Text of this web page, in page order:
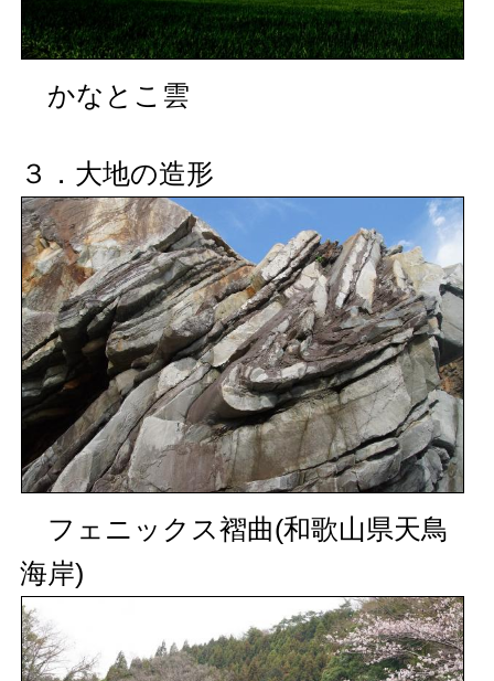
かなとこ雲
３．大地の造形
フェニックス褶曲(和歌山県天鳥
海岸)